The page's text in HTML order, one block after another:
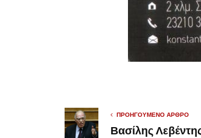
ΠΡΟΗΓΟΎΜΕΝΟ ΆΡΘΡΟ
Βασίλης